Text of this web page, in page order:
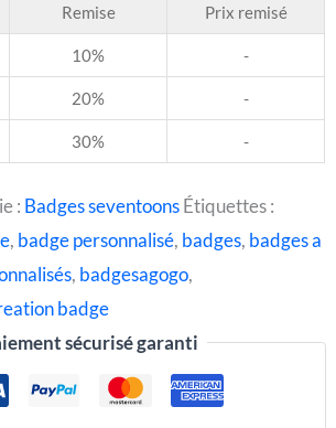
Remise Prix remisé
10% -
20% -
30% -
: Badges seventoonsÉtiquettes :
, badge personnalisé, badges, badges a
, badgesagogo,
badge
sécurisé garanti